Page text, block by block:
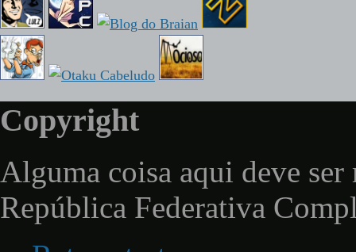
Copyright
Alguma coisa aqui deve ser
República Federativa